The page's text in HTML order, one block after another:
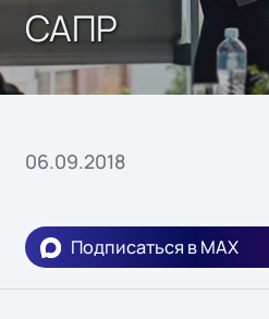
САПР
06.09.2018
Подписаться в MAX